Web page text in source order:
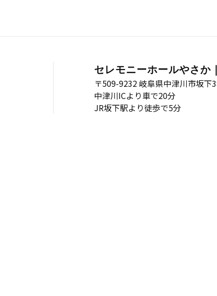
セレモニーホールやさか
〒509-9232 岐阜県中津川市坂下
中津川ICより車で20分
JR坂下駅より徒歩で5分